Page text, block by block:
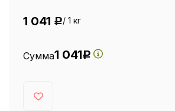
1 041 Р/ 1 кг
Сумма1 041Р